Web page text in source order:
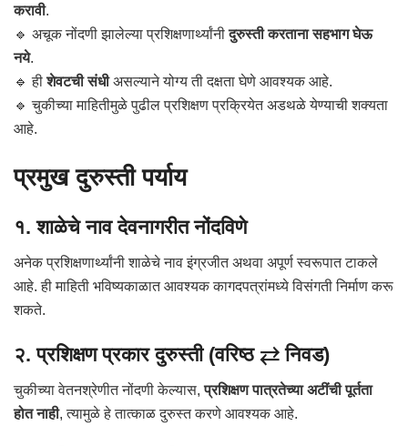
करावी.
🔹 अचूक नोंदणी झालेल्या प्रशिक्षणार्थ्यांनीदुरुस्ती करताना सहभाग घेऊ
नये.
🔹 हीशेवटची संधीअसल्याने योग्य ती दक्षता घेणे आवश्यक आहे.
🔹 चुकीच्या माहितीमुळे पुढील प्रशिक्षण प्रक्रियेत अडथळे येण्याची शक्यता
आहे.
प्रमुख दुरुस्ती पर्याय
१. शाळेचे नाव देवनागरीत नोंदविणे
अनेक प्रशिक्षणार्थ्यांनी शाळेचे नाव इंग्रजीत अथवा अपूर्ण स्वरूपात टाकले
आहे. ही माहिती भविष्यकाळात आवश्यक कागदपत्रांमध्ये विसंगती निर्माण करू
शकते.
२. प्रशिक्षण प्रकार दुरुस्ती (वरिष्ठ ⇄ निवड)
चुकीच्या वेतनश्रेणीत नोंदणी केल्यास,प्रशिक्षण पात्रतेच्या अटींची पूर्तता
होत नाही, त्यामुळे हे तात्काळ दुरुस्त करणे आवश्यक आहे.